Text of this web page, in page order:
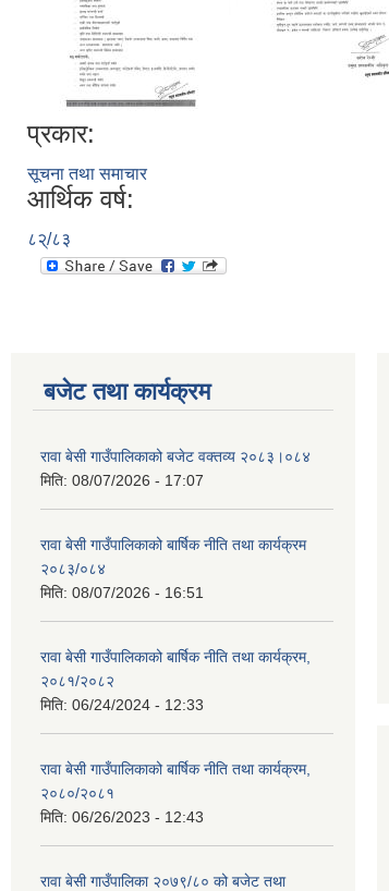
प्रकार:
सूचना तथा समाचार
आर्थिक वर्ष:
८२्/८३
बजेट तथा कार्यक्रम
रावा बेसी गाउँपालिकाको बजेट वक्तव्य २०८३।०८४
मिति: 08/07/2026 - 17:07
रावा बेसी गाउँपालिकाको बार्षिक नीति तथा कार्यक्रम
२०८३/०८४
मिति: 08/07/2026 - 16:51
रावा बेसी गाउँपालिकाको बार्षिक नीति तथा कार्यक्रम,
२०८१/२०८२
मिति: 06/24/2024 - 12:33
रावा बेसी गाउँपालिकाको बार्षिक नीति तथा कार्यक्रम,
२०८०/२०८१
मिति: 06/26/2023 - 12:43
रावा बेसी गाउँपालिका २०७९/८० को बजेट तथा